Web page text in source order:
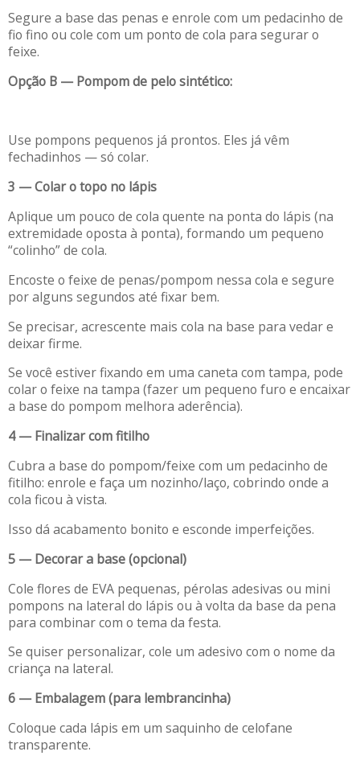
Segure a base das penas e enrole com um pedacinho de
fio fino ou cole com um ponto de cola para segurar o
feixe.
Opção B — Pompom de pelo sintético:
Use pompons pequenos já prontos. Eles já vêm
fechadinhos — só colar.
3 — Colar o topo no lápis
Aplique um pouco de cola quente na ponta do lápis (na
extremidade oposta à ponta), formando um pequeno
“colinho” de cola.
Encoste o feixe de penas/pompom nessa cola e segure
por alguns segundos até fixar bem.
Se precisar, acrescente mais cola na base para vedar e
deixar firme.
Se você estiver fixando em uma caneta com tampa, pode
colar o feixe na tampa (fazer um pequeno furo e encaixar
a base do pompom melhora aderência).
4 — Finalizar com fitilho
Cubra a base do pompom/feixe com um pedacinho de
fitilho: enrole e faça um nozinho/laço, cobrindo onde a
cola ficou à vista.
Isso dá acabamento bonito e esconde imperfeições.
5 — Decorar a base (opcional)
Cole flores de EVA pequenas, pérolas adesivas ou mini
pompons na lateral do lápis ou à volta da base da pena
para combinar com o tema da festa.
Se quiser personalizar, cole um adesivo com o nome da
criança na lateral.
6 — Embalagem (para lembrancinha)
Coloque cada lápis em um saquinho de celofane
transparente.